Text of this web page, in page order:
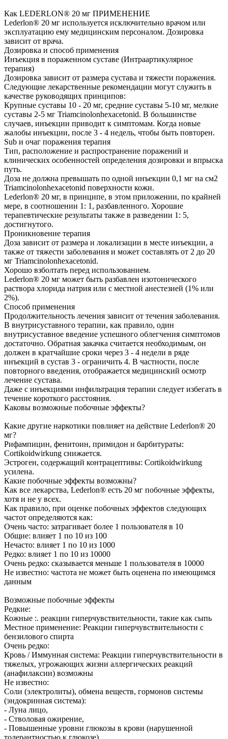
Как LEDERLON® 20 мг ПРИМЕНЕНИЕ
Lederlon® 20 мг используется исключительно врачом или
эксплуатацию ему медицинским персоналом. Дозировка
зависит от врача.
Дозировка и способ применения
Инъекция в пораженном суставе (Интраартикулярное
терапия)
Дозировка зависит от размера сустава и тяжести поражения.
Следующие лекарственные рекомендации могут служить в
качестве руководящих принципов:
Крупные суставы 10 - 20 мг, средние суставы 5-10 мг, мелкие
суставы 2-5 мг Triamcinolonhexacetonid. В большинстве
случаев, инъекции приводит к симптомам. Когда новые
жалобы инъекции, после 3 - 4 недель, чтобы быть повторен.
Sub и очаг поражения терапия
Тип, расположение и распространение поражений и
клинических особенностей определения дозировки и впрыска
путь.
Доза не должна превышать по одной инъекции 0,1 мг на см2
Triamcinolonhexacetonid поверхности кожи.
Lederlon® 20 мг, в принципе, в этом приложении, по крайней
мере, в соотношении 1: 1, разбавленного. Хорошие
терапевтические результаты также в разведении 1: 5,
достигнутого.
Проникновение терапия
Доза зависит от размера и локализации в месте инъекции, а
также от тяжести заболевания и может составлять от 2 до 20
мг Triamcinolonhexacetonid.
Хорошо взболтать перед использованием.
Lederlon® 20 мг может быть разбавлен изотонического
раствора хлорида натрия или с местной анестезией (1% или
2%).
Способ применения
Продолжительность лечения зависит от течения заболевания.
В внутрисуставного терапии, как правило, один
внутрисуставное введение успешного облегчения симптомов
достаточно. Обратная закачка считается необходимым, он
должен в кратчайшие сроки через 3 - 4 недели в ряде
инъекций в сустав 3 - ограничить 4. В частности, после
повторного введения, отображается медицинский осмотр
лечение сустава.
Даже с инъекциями инфильтрация терапии следует избегать в
течение короткого расстояния.
Каковы возможные побочные эффекты?
Какие другие наркотики повлияет на действие Lederlon® 20
мг?
Рифампицин, фенитоин, примидон и барбитураты:
Cortikoidwirkung снижается.
Эстроген, содержащий контрацептивы: Cortikoidwirkung
усилена.
Какие побочные эффекты возможны?
Как все лекарства, Lederlon® есть 20 мг побочные эффекты,
хотя и не у всех.
Как правило, при оценке побочных эффектов следующих
частот определяются как:
Очень часто: затрагивает более 1 пользователя в 10
Общие: влияет 1 по 10 из 100
Нечасто: влияет 1 по 10 из 1000
Редко: влияет 1 по 10 из 10000
Очень редко: сказывается меньше 1 пользователя в 10000
Не известно: частота не может быть оценена по имеющимся
данным
Возможные побочные эффекты
Редкие:
Кожные :. реакции гиперчувствительности, такие как сыпь
Местное применение: Реакции гиперчувствительности с
бензилового спирта
Очень редко:
Кровь / Иммунная система: Реакции гиперчувствительности в
тяжелых, угрожающих жизни аллергических реакций
(анафилаксии) возможны
Не известно:
Соли (электролиты), обмена веществ, гормонов системы
(эндокринная система):
- Луна лицо,
- Стволовая ожирение,
- Повышенные уровни глюкозы в крови (нарушенной
толерантностью к глюкозе),